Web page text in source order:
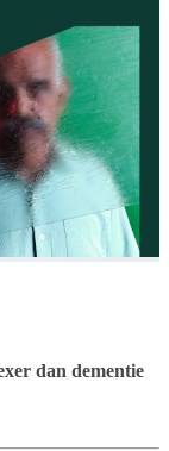
dan dementie